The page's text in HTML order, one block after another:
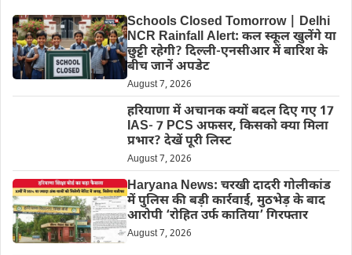
Schools Closed Tomorrow | Delhi
NCR Rainfall Alert: कल स्कूल खुलेंगे या
छुट्टी रहेगी? दिल्ली-एनसीआर में बारिश के
बीच जानें अपडेट
August 7, 2026
हरियाणा में अचानक क्यों बदल दिए गए 17
IAS- 7 PCS अफसर, किसको क्या मिला
प्रभार? देखें पूरी लिस्ट
August 7, 2026
Haryana News: चरखी दादरी गोलीकांड
में पुलिस की बड़ी कार्रवाई, मुठभेड़ के बाद
आरोपी ‘रोहित उर्फ कातिया’ गिरफ्तार
August 7, 2026